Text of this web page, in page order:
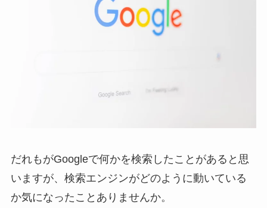
だれもがGoogleで何かを検索したことがあると思
いますが、検索エンジンがどのように動いている
か気になったことありませんか。